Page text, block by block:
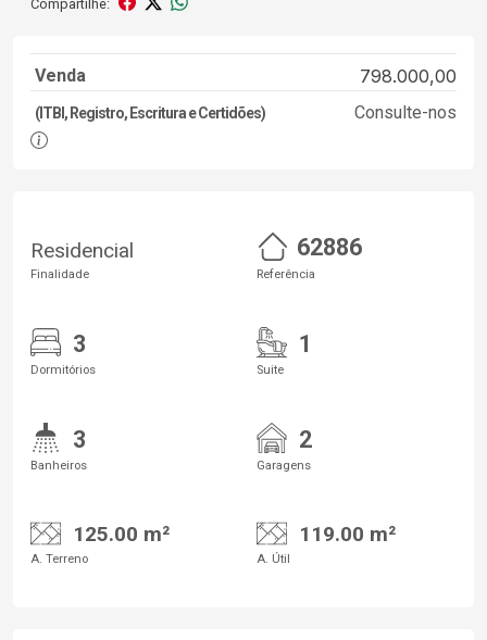
Compartilhe:
Venda 798.000,00
(ITBI, Registro, Escritura e Certidões) Consulte-nos
Residencial
Finalidade
62886
Referência
3
Dormitórios
1
Suite
3
Banheiros
2
Garagens
125.00 m²
A. Terreno
119.00 m²
A. Útil